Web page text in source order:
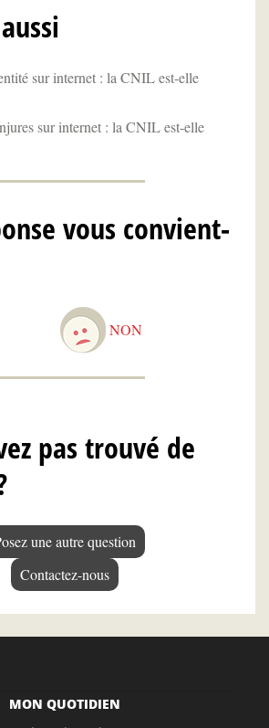
sur internet : la CNIL est-elle
sur internet : la CNIL est-elle
vous convient-
NON
pas trouvé de
une autre question
Contactez-nous
MON QUOTIDIEN